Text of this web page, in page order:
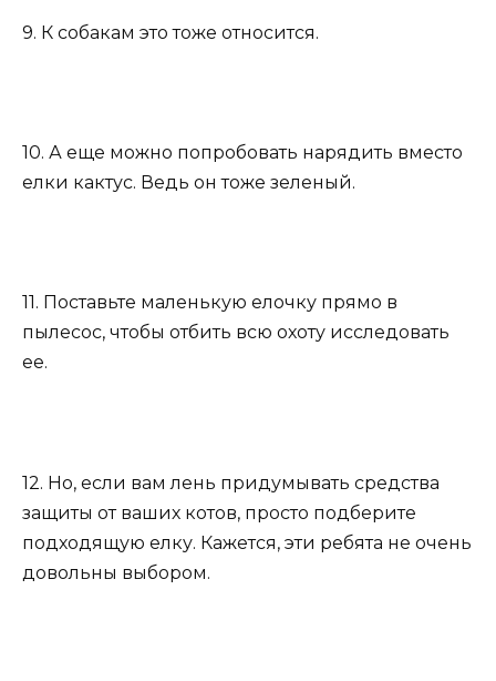
9. К собакам это тоже относится.
10. А еще можно попробовать нарядить вместо
елки кактус. Ведь он тоже зеленый.
11. Поставьте маленькую елочку прямо в
пылесос, чтобы отбить всю охоту исследовать
ее.
12. Но, если вам лень придумывать средства
защиты от ваших котов, просто подберите
подходящую елку. Кажется, эти ребята не очень
довольны выбором.